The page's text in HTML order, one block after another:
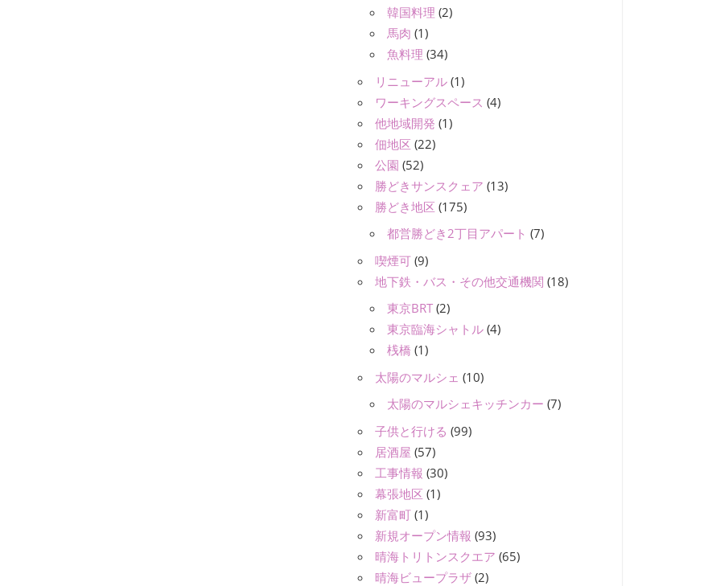
韓国料理 (2)
馬肉 (1)
魚料理 (34)
リニューアル (1)
ワーキングスペース (4)
他地域開発 (1)
佃地区 (22)
公園 (52)
勝どきサンスクェア (13)
勝どき地区 (175)
都営勝どき2丁目アパート (7)
喫煙可 (9)
地下鉄・バス・その他交通機関 (18)
東京BRT (2)
東京臨海シャトル (4)
桟橋 (1)
太陽のマルシェ (10)
太陽のマルシェキッチンカー (7)
子供と行ける (99)
居酒屋 (57)
工事情報 (30)
幕張地区 (1)
新富町 (1)
新規オープン情報 (93)
晴海トリトンスクエア (65)
晴海ビュープラザ (2)